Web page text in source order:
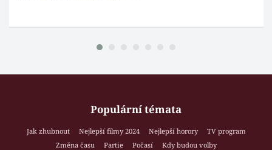
Populární témata
Jak zhubnout Nejlepší filmy 2024 Nejlepší horory
TV program
Změna času
Partie Počasí
Kdy budou volby